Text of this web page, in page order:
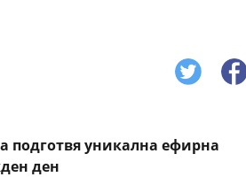
уникална ефирна
ден